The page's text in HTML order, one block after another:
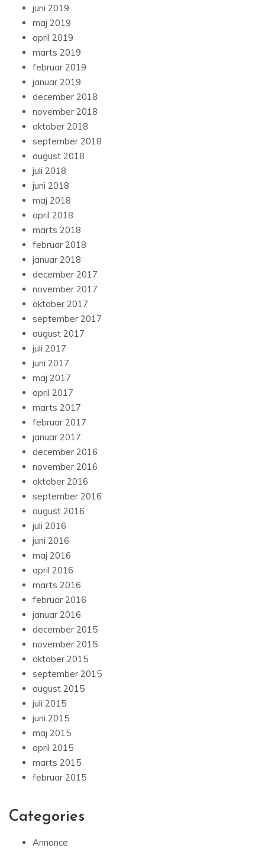
juni 2019
maj 2019
april 2019
marts 2019
februar 2019
januar 2019
december 2018
november 2018
oktober 2018
september 2018
august 2018
juli 2018
juni 2018
maj 2018
april 2018
marts 2018
februar 2018
januar 2018
december 2017
november 2017
oktober 2017
september 2017
august 2017
juli 2017
juni 2017
maj 2017
april 2017
marts 2017
februar 2017
januar 2017
december 2016
november 2016
oktober 2016
september 2016
august 2016
juli 2016
juni 2016
maj 2016
april 2016
marts 2016
februar 2016
januar 2016
december 2015
november 2015
oktober 2015
september 2015
august 2015
juli 2015
juni 2015
maj 2015
april 2015
marts 2015
februar 2015
Categories
Annonce